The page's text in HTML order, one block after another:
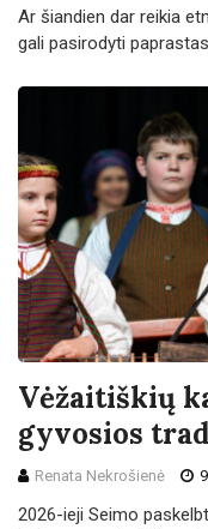
Ar šiandien dar reikia
gali pasirodyti
Vėžaitiškių
gyvosios
Renata Nekrošienė
2026-ieji Seimo